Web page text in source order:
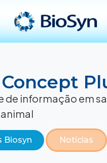
de informação em
Biosyn Notícias